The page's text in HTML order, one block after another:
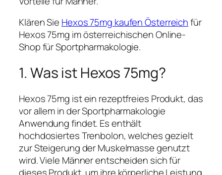
Klären Sie Hexos 75mg kaufen Österreichfür
Hexos 75mg im österreichischen Online-
Shop für Sportpharmakologie.
1. Was ist Hexos 75mg?
Hexos 75mg ist ein rezeptfreies Produkt, das
vor allem in der Sportpharmakologie
Anwendung findet. Es enthält
hochdosiertes Trenbolon, welches gezielt
zur Steigerung der Muskelmasse genutzt
wird. Viele Männer entscheiden sich für
dieses Produkt, um ihre körperliche Leistung